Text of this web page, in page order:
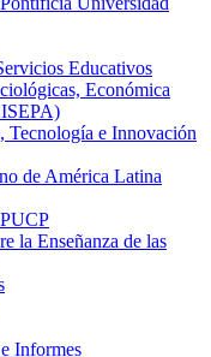
Educativos
Económica
Tecnología e Innovación
de América Latina
la Enseñanza de las
Informes